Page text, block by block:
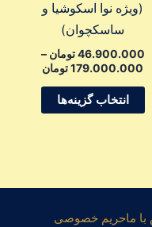
(ویژه نوا اسکوشیا و
ساسکچوان)
46.900.000 تومان –
179.000.000تومان
انتخاب گزینه‌ها
است
ماحریم خصوصی